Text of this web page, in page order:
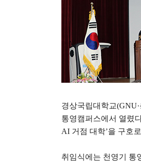
경상국립대학교(GNU·
통영캠퍼스에서 열렸
AI 거점 대학’을 구호
취임식에는 천영기 통